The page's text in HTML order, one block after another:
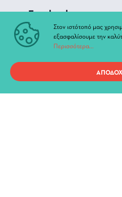
_Facebook
_Instagram
Στον ιστότοπό μας
εξασφαλίσουμε την
Περισσότερα...